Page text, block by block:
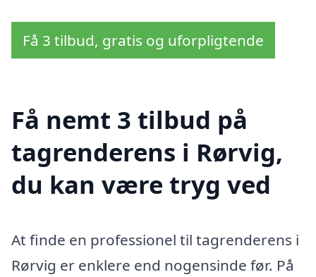
Få 3 tilbud, gratis og uforpligtende
Få nemt 3 tilbud på
tagrenderens i Rørvig,
du kan være tryg ved
At finde en professionel til tagrenderens i
Rørvig er enklere end nogensinde før. På